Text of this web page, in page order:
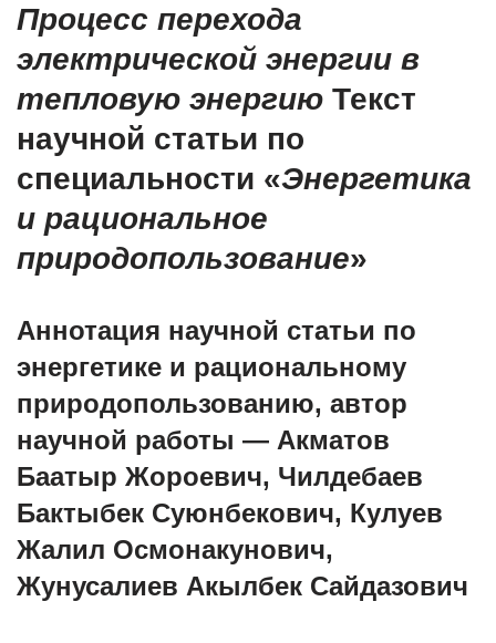
Процесс перехода
электрической энергии в
тепловую энергию Текст
научной статьи по
специальности «Энергетика
и рациональное
природопользование»
Аннотация научной статьи по
энергетике и рациональному
природопользованию, автор
научной работы — Акматов
Баатыр Жороевич, Чилдебаев
Бактыбек Суюнбекович, Кулуев
Жалил Осмонакунович,
Жунусалиев Акылбек Сайдазович